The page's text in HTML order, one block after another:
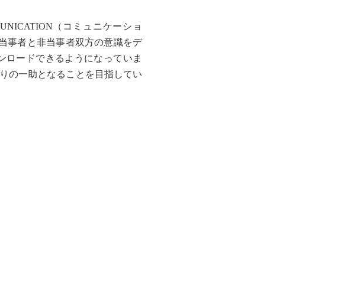
（コミュニケーショ
事者と非当事者双方の意識をデ
ードできるようになっていま
の一助となることを目指してい